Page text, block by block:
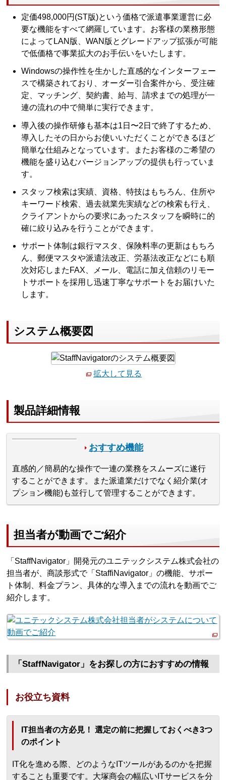
定価498,000円(ST版)という価格で派遣事業運営に必
要な機能をすべて網羅しています。お客様の業務形態
によってLAN版、WAN版とグレードアップ拡張が可能
で低価格で事業拡大のお手伝いをいたします。
Windowsの操作性を生かした直感的なインターフェー
スで構築されており、オーダー引合案件から、受注確
定、マッチング、契約書、給与、請求までの処理が一
連の流れの中で簡単に実行できます。
導入後の操作研修も基本は1日〜2日で終了するため、
導入したその日からお使いいただくことができるほど
簡単な仕組みとなっています。またお客様のご希望の
機能を盛り込むバージョンアップの提供も行っていま
す。
スタッフ検索は実績、資格、特技はもちろん、住所や
キーワード検索、過去就業先実績などの検索も行え、
クライアントからの要求にあったスタッフを瞬時に的
確に絞り込みを行うことができます。
サポート体制は銀行マスタ、保険料率の更新はもちろ
ん、郵便マスタや派遣法改正、労基法改正などにも順
次対応しまたFAX、メール、電話に加え信頼のリモー
トサポートを採用し迅速丁寧なサポートをお届けいた
します。
システム概要図
拡大して見る
製品詳細情報
おすすめ機能
直感的／簡易的な操作で一連の業務をスムーズに遂行
することができます。また派遣業だけでなく紹介業(オ
プション機能)も並行して管理することができます。
担当者が動画でご紹介
「StaffNavigator」開発元のユニテックシステム株式会社の
担当者が、商談形式で「StaffiNavigator」の機能、サポー
ト体制、料金プラン、具体的な導入までの流れを動画でご
紹介します。
「StaffNavigator」をお探しの方におすすめの情報
お役立ち資料
IT担当者の方必見！ 選定の前に把握しておくべき3つ
のポイント
IT化を進める際、どのようなITツールがあるのかを把握
することも重要です。大塚商会の幅広いITサービスを分